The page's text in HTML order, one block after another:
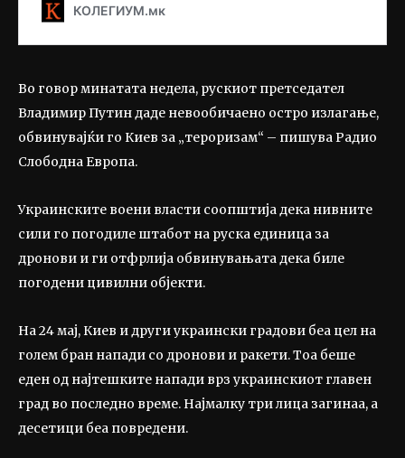
Во говор минатата недела, рускиот претседател
Владимир Путин даде невообичаено остро излагање,
обвинувајќи го Киев за „тероризам“ – пишува Радио
Слободна Европа.
Украинските воени власти соопштија дека нивните
сили го погодиле штабот на руска единица за
дронови и ги отфрлија обвинувањата дека биле
погодени цивилни објекти.
На 24 мај, Киев и други украински градови беа цел на
голем бран напади со дронови и ракети. Тоа беше
еден од најтешките напади врз украинскиот главен
град во последно време. Најмалку три лица загинаа, а
десетици беа повредени.